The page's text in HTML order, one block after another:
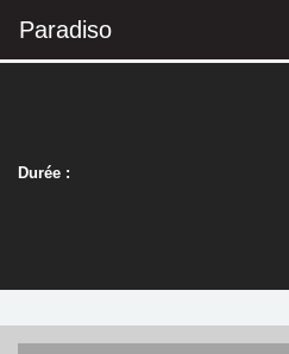
Paradiso
Durée :